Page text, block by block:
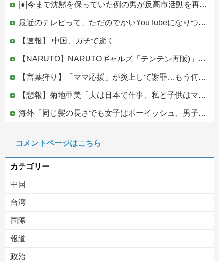
|●|今まで沈黙を保っていた例の男が反高市活動を再開した模様、財務省を手を組んでの返り咲きが狙いか？
最近のテレビって、ただのでかいYouTubeになりつつあるよな他
【速報】 中国、ガチで逝く
【NARUTO】NARUTOギャルズ「テンテン再販)」フィギュア【明日予約開始】
【言葉狩り】「ママ応援」が炎上して謝罪…もう何も言えない
【悲報】菊地亜美「夫は日本で仕事、私と子供はマレーシア、夫は毎月会いに来る」←これどう思う？
海外「同じ髪の長さでも女子はボーイッシュ、男子は女っぽい扱いになる」呼び名が逆転する境界線あるある…？
【移民政策反対】イオンの売り場で唐揚げを食う中国人の子供
コメントページはこちら
カテゴリー
中国
台湾
国際
報道
政治